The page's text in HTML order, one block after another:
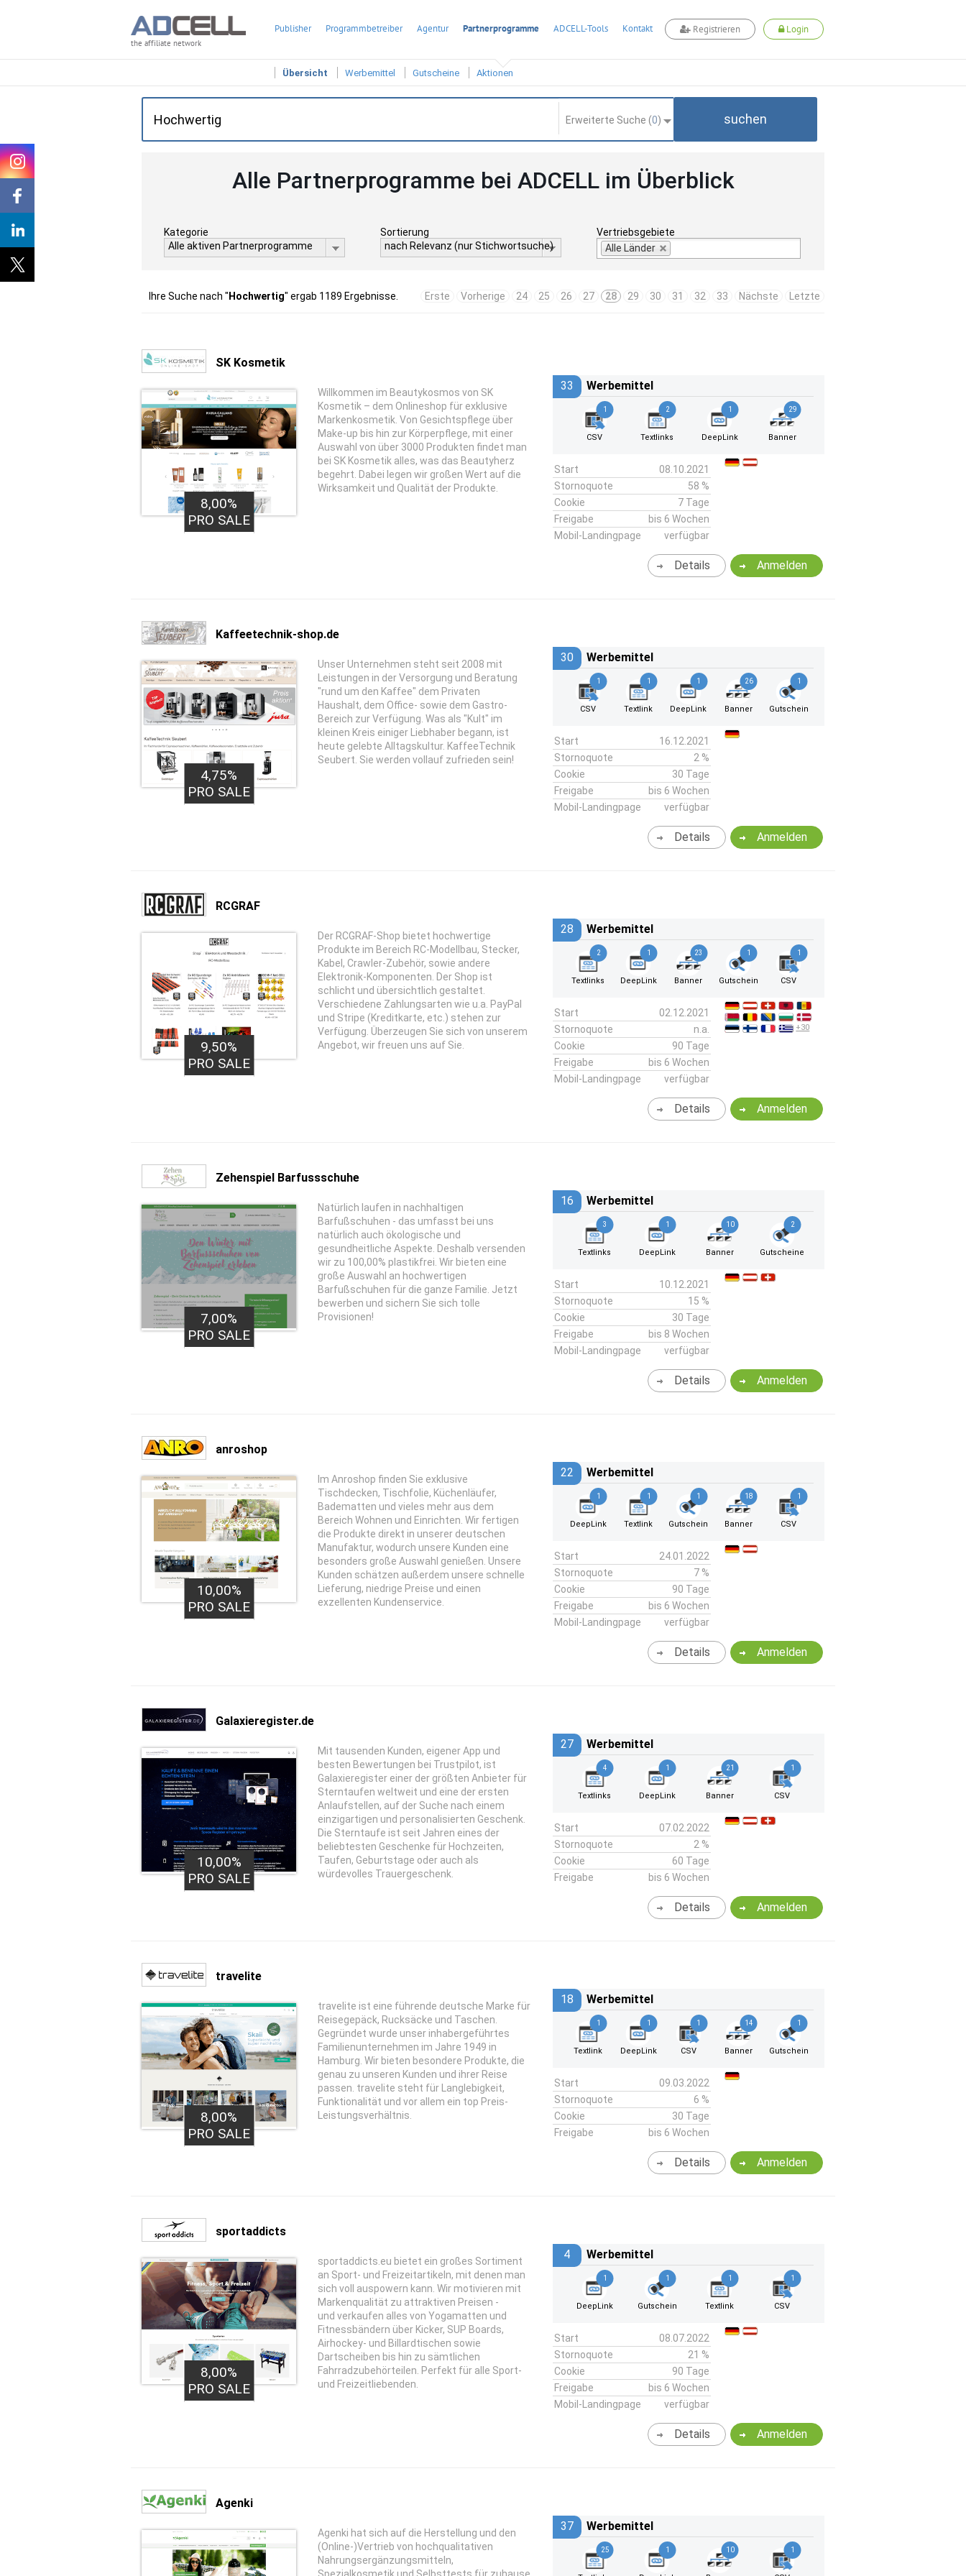
the affiliate network
Publisher Programmbetreiber Agentur Partnerprogramme ADCELL-Tools Kontakt Registrieren Login
Übersicht Werbemittel Gutscheine Aktionen
Erweiterte Suche (0) suchen
Alle Partnerprogramme bei ADCELL im Überblick
Kategorie
Alle aktiven Partnerprogramme
Sortierung
nach Relevanz (nur Stichwortsuche)
Vertriebsgebiete
Alle Länder
Ihre Suche nach " Hochwertig" ergab 1189 Ergebnisse. Erste Vorherige 24 25 26 27 28 29 30 31 32 33 Nächste Letzte
SK Kosmetik
8,00%
PRO SALE
Willkommen im Beautykosmos von SK
Kosmetik – dem Onlineshop für exklusive
Markenkosmetik. Von Gesichtspflege über
Make-up bis hin zur Körperpflege, mit einer
Auswahl von über 3000 Produkten findet man
bei SK Kosmetik alles, was das Beautyherz
begehrt. Dabei legen wir großen Wert auf die
Wirksamkeit und Qualität der Produkte.
33 Werbemittel
1
CSV
2
Textlinks
1
DeepLink
29
Banner
Start
08.10.2021
Stornoquote
58 %
Cookie
7 Tage
Freigabe
bis 6 Wochen
Mobil-Landingpage
verfügbar
Anmelden
Details
Kaffeetechnik-shop.de
4,75%
PRO SALE
Unser Unternehmen steht seit 2008 mit
Leistungen in der Versorgung und Beratung
"rund um den Kaffee" dem Privaten
Haushalt, dem Office- sowie dem Gastro-
Bereich zur Verfügung. Was als "Kult" im
kleinen Kreis einiger Liebhaber begann, ist
heute gelebte Alltagskultur. KaffeeTechnik
Seubert. Sie werden vollauf zufrieden sein!
30 Werbemittel
1
CSV
1
Textlink
1
DeepLink
26
Banner
1
Gutschein
Start
16.12.2021
Stornoquote
2 %
Cookie
30 Tage
Freigabe
bis 6 Wochen
Mobil-Landingpage
verfügbar
Anmelden
Details
RCGRAF
9,50%
PRO SALE
Der RCGRAF-Shop bietet hochwertige
Produkte im Bereich RC-Modellbau, Stecker,
Kabel, Crawler-Zubehör, sowie andere
Elektronik-Komponenten. Der Shop ist
schlicht und übersichtlich gestaltet.
Verschiedene Zahlungsarten wie u.a. PayPal
und Stripe (Kreditkarte, etc.) stehen zur
Verfügung. Überzeugen Sie sich von unserem
Angebot, wir freuen uns auf Sie.
28 Werbemittel
2
Textlinks
1
DeepLink
23
Banner
1
Gutschein
1
CSV
Start
02.12.2021
Stornoquote
n.a.
Cookie
90 Tage
Freigabe
bis 6 Wochen
Mobil-Landingpage
verfügbar
+30
Anmelden
Details
Zehenspiel Barfussschuhe
7,00%
PRO SALE
Natürlich laufen in nachhaltigen
Barfußschuhen - das umfasst bei uns
natürlich auch ökologische und
gesundheitliche Aspekte. Deshalb versenden
wir zu 100,00% plastikfrei. Wir bieten eine
große Auswahl an hochwertigen
Barfußschuhen für die ganze Familie. Jetzt
bewerben und sichern Sie sich tolle
Provisionen!
16 Werbemittel
3
Textlinks
1
DeepLink
10
Banner
2
Gutscheine
Start
10.12.2021
Stornoquote
15 %
Cookie
30 Tage
Freigabe
bis 8 Wochen
Mobil-Landingpage
verfügbar
Anmelden
Details
anroshop
10,00%
PRO SALE
Im Anroshop finden Sie exklusive
Tischdecken, Tischfolie, Küchenläufer,
Badematten und vieles mehr aus dem
Bereich Wohnen und Einrichten. Wir fertigen
die Produkte direkt in unserer deutschen
Manufaktur, wodurch unsere Kunden eine
besonders große Auswahl genießen. Unsere
Kunden schätzen außerdem unsere schnelle
Lieferung, niedrige Preise und einen
exzellenten Kundenservice.
22 Werbemittel
1
DeepLink
1
Textlink
1
Gutschein
18
Banner
1
CSV
Start
24.01.2022
Stornoquote
7 %
Cookie
90 Tage
Freigabe
bis 6 Wochen
Mobil-Landingpage
verfügbar
Anmelden
Details
Galaxieregister.de
10,00%
PRO SALE
Mit tausenden Kunden, eigener App und
besten Bewertungen bei Trustpilot, ist
Galaxieregister einer der größten Anbieter für
Sterntaufen weltweit und eine der ersten
Anlaufstellen, auf der Suche nach einem
einzigartigen und personalisierten Geschenk.
Die Sterntaufe ist seit Jahren eines der
beliebtesten Geschenke für Hochzeiten,
Taufen, Geburtstage oder auch als
würdevolles Trauergeschenk.
27 Werbemittel
4
Textlinks
1
DeepLink
21
Banner
1
CSV
Start
07.02.2022
Stornoquote
2 %
Cookie
60 Tage
Freigabe
bis 6 Wochen
Anmelden
Details
travelite
8,00%
PRO SALE
travelite ist eine führende deutsche Marke für
Reisegepäck, Rucksäcke und Taschen.
Gegründet wurde unser inhabergeführtes
Familienunternehmen im Jahre 1949 in
Hamburg. Wir bieten besondere Produkte, die
genau zu unseren Kunden und ihrer Reise
passen. travelite steht für Langlebigkeit,
Funktionalität und vor allem ein top Preis-
Leistungsverhältnis.
18 Werbemittel
1
Textlink
1
DeepLink
1
CSV
14
Banner
1
Gutschein
Start
09.03.2022
Stornoquote
6 %
Cookie
30 Tage
Freigabe
bis 6 Wochen
Anmelden
Details
sportaddicts
8,00%
PRO SALE
sportaddicts.eu bietet ein großes Sortiment
an Sport- und Freizeitartikeln, mit denen man
sich voll auspowern kann. Wir motivieren mit
Markenqualität zu attraktiven Preisen -
und verkaufen alles von Yogamatten und
Fitnessbändern über Kicker, SUP Boards,
Airhockey- und Billardtischen sowie
Dartscheiben bis hin zu sämtlichen
Fahrradzubehörteilen. Perfekt für alle Sport-
und Freizeitliebenden.
4 Werbemittel
1
DeepLink
1
Gutschein
1
Textlink
1
CSV
Start
08.07.2022
Stornoquote
21 %
Cookie
90 Tage
Freigabe
bis 6 Wochen
Mobil-Landingpage
verfügbar
Anmelden
Details
Agenki
Agenki hat sich auf die Herstellung und den
(Online-)Vertrieb von hochqualitativen
Nahrungsergänzungsmitteln,
37 Werbemittel
25 1 10 1